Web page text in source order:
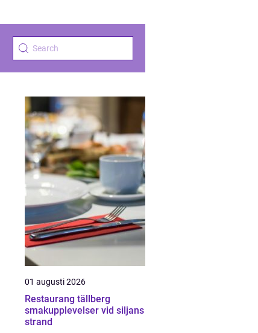
01 augusti 2026
Restaurang tällberg
smakupplevelser vid siljans
strand